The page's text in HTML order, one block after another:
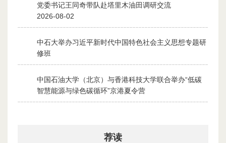
党委书记王同奇带队赴塔里木油田调研交流
2026-08-02
中石大举办习近平新时代中国特色社会主义思想专题研
修班
2026-07-28
中国石油大学（北京）与香港科技大学联合举办“低碳
智慧能源与绿色碳循环”京港夏令营
2026-07-30
荐读